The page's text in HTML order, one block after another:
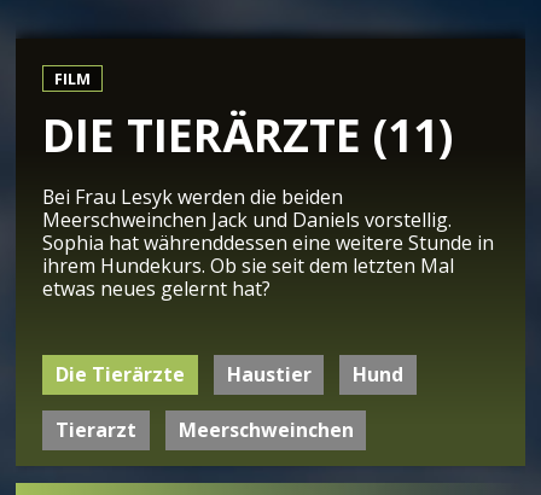
FILM
DIE TIERÄRZTE (11)
Bei Frau Lesyk werden die beiden
Meerschweinchen Jack und Daniels vorstellig.
Sophia hat währenddessen eine weitere Stunde in
ihrem Hundekurs. Ob sie seit dem letzten Mal
etwas neues gelernt hat?
Die Tierärzte Haustier Hund
Tierarzt Meerschweinchen